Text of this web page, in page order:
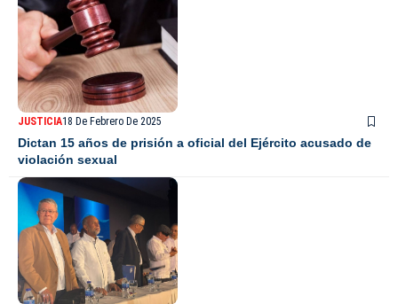
JUSTICIA18 De Febrero De 2025
Dictan 15 años de prisión a oficial del Ejército acusado de
violación sexual